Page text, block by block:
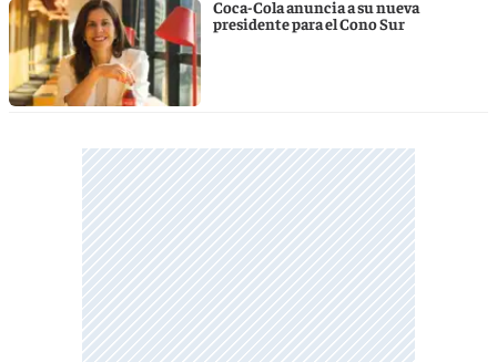
Coca-Cola anuncia a su nueva
presidente para el Cono Sur